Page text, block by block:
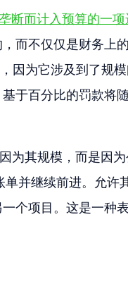
断而计入预算的一
而不仅仅是财务上
因为它涉及到了规
于百分比的罚款将
为其规模，而是因
并继续前进。允许
个项目。这是一种